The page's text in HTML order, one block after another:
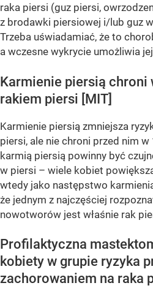
raka piersi (guz piersi,
z brodawki piersiowej i/lub guz
Trzeba uświadamiać, że to
a wczesne wykrycie umożliwia
Karmienie piersią chroni
rakiem piersi [MIT]
Karmienie piersią zmniejsza
piersi, ale nie chroni przed nim
karmią piersią powinny być
w piersi – wiele kobiet
wtedy jako następstwo
że jednym z najczęściej
nowotworów jest właśnie rak
Profilaktyczna
kobiety w grupie ryzyka
zachorowaniem na raka